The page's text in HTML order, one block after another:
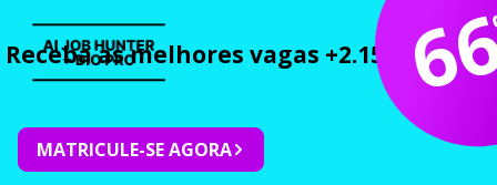
Receba as melhores vagas +2.150 cursos
MATRICULE-SE AGORA